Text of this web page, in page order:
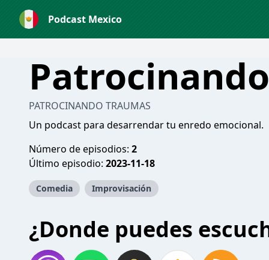
Podcast Mexico
PATROCINANDO TRAUMAS
Un podcast para desarrendar tu enredo emocional.
Número de episodios: 2
Último episodio: 2023-11-18
Comedia Improvisación
¿Donde puedes